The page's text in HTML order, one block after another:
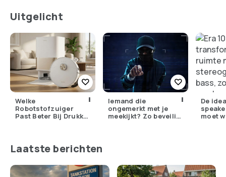
Uitgelicht
Welke
Robotstofzuiger
Past Beter Bij Drukke
Iemand die
ongemerkt met je
meekijkt? Zo beveilig
De
moet
Laatste berichten